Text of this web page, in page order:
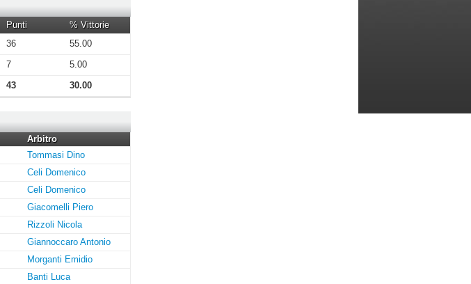
Punti
% Vittorie
36
55.00
7
5.00
43 30.00
Arbitro
Tommasi Dino
Celi Domenico
Celi Domenico
Giacomelli Piero
Rizzoli Nicola
Giannoccaro Antonio
Morganti Emidio
Banti Luca